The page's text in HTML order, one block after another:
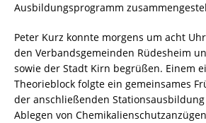
Ausbildungsprogramm
Peter Kurz konnte morgens um acht
den Verbandsgemeinden Rüdesheim
sowie der Stadt Kirn begrüßen. Einem
Theorieblock folgte ein gemeinsames
der anschließenden
Ablegen von